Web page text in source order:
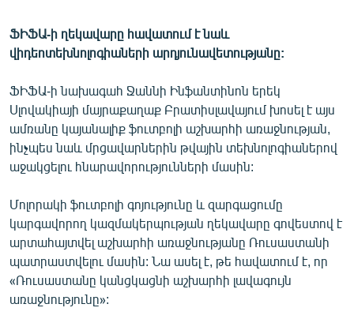
ԲԱՆԱՎԵՃ
ՓՈԴՔԱՍԹ
Հայերեն
English
Русский
ՀԵՏԵՎԵՔ ՄԵԶ
ՖԻՖԱ-ի ղեկավարը հավատում է նաև
վիդեոտեխնոլոգիաների արդյունավետությանը:
ՖԻՖԱ-ի նախագահ Ջաննի Ինֆանտինոն երեկ
Սլովակիայի մայրաքաղաք Բրատիսլավայում խոսել է այս
ամռանը կայանալիք ֆուտբոլի աշխարհի առաջնության,
ինչպես նաև մրցավարներին թվային տեխնոլոգիաներով
աջակցելու հնարավորությունների մասին:
Մոլորակի ֆուտբոլի գոյությունը և զարգացումը
կարգավորող կազմակերպության ղեկավարը գովեստով է
արտահայտվել աշխարհի առաջնությանը Ռուսաստանի
պատրաստվելու մասին: Նա ասել է, թե հավատում է, որ
«Ռուսաստանը կանցկացնի աշխարհի լավագույն
առաջնությունը»: